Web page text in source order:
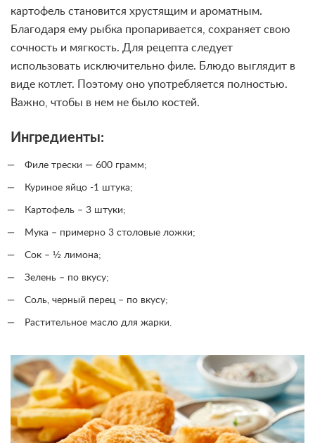
картофель становится хрустящим и ароматным.
Благодаря ему рыбка пропаривается, сохраняет свою
сочность и мягкость. Для рецепта следует
использовать исключительно филе. Блюдо выглядит в
виде котлет. Поэтому оно употребляется полностью.
Важно, чтобы в нем не было костей.
Ингредиенты:
Филе трески — 600 грамм;
Куриное яйцо -1 штука;
Картофель – 3 штуки;
Мука – примерно 3 столовые ложки;
Сок – ½ лимона;
Зелень – по вкусу;
Соль, черный перец – по вкусу;
Растительное масло для жарки.